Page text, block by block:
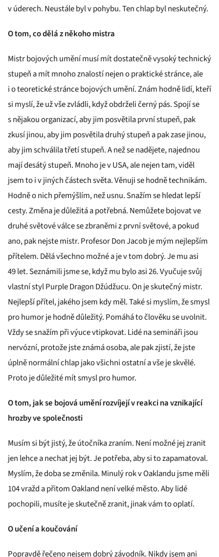
v úderech. Neustále byl v pohybu. Ten chlap byl neskutečný.
O tom, co dělá z někoho mistra
Mistr bojových umění musí mít dostatečně vysoký technický
stupeň a mít mnoho znalostí nejen o praktické stránce, ale
i o teoretické stránce bojových umění. Znám hodně lidí, kteří
si myslí, že už vše zvládli, když obdrželi černý pás. Spojí se
s nějakou organizací, aby jim posvětila první stupeň, pak
zkusí jinou, aby jim posvětila druhý stupeň a pak zase jinou,
aby jim schválila třetí stupeň. A než se nadějete, najednou
mají desátý stupeň. Mnoho je v USA, ale nejen tam, viděl
jsem to i v jiných částech světa. Věnuji se hodně technikám.
Hodně o nich přemýšlím, než usnu. Snažím se hledat lepší
cesty. Změna je důležitá a potřebná. Nemůžete bojovat ve
druhé světové válce se zbraněmi z první světové, a pokud
ano, pak nejste mistr. Profesor Don Jacob je mým nejlepším
přítelem. Dělá všechno možné a je v tom dobrý. Je mu asi
49 let. Seznámili jsme se, když mu bylo asi 26. Vyučuje svůj
vlastní styl Purple Dragon Džúdžucu. On je skutečný mistr.
Nejlepší přítel, jakého jsem kdy měl. Také si myslím, že smysl
pro humor je hodně důležitý. Pomáhá to člověku se uvolnit.
Vždy se snažím při výuce vtipkovat. Lidé na semináři jsou
nervózní, protože jste známá osoba, ale pak zjistí, že jste
úplně normální chlap jako všichni ostatní a vše je skvělé.
Proto je důležité mít smysl pro humor.
O tom, jak se bojová umění rozvíjejí v reakci na vznikající
hrozby ve společnosti
Musím si být jistý, že útočníka zraním. Není možné jej zranit
jen lehce a nechat jej být. Je potřeba, aby si to zapamatoval.
Myslím, že doba se změnila. Minulý rok v Oaklandu jsme měli
104 vražd a přitom Oakland není velké město. Aby lidé
pochopili, musíte je skutečně zranit, jinak vám to oplatí.
O učení a koučování
Popravdě řečeno nejsem dobrý závodník. Nikdy jsem ani